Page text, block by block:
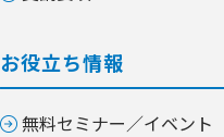
お役立ち情報
無料セミナー／イベント